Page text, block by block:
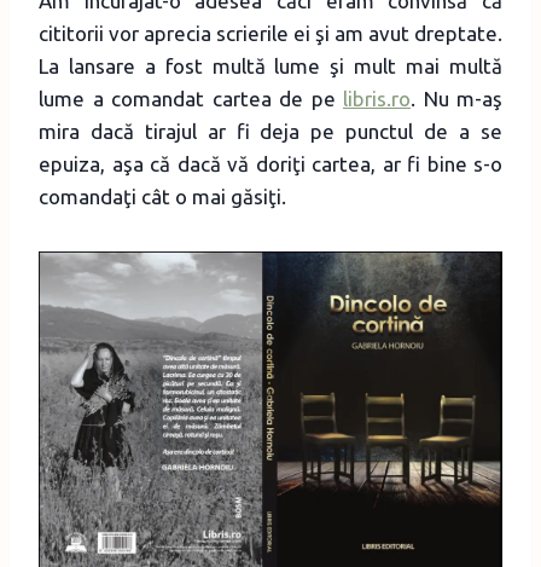
cititorii vor aprecia scrierile ei şi am avut dreptate.
La lansare a fost multă lume şi mult mai multă
lume a comandat cartea de pe libris.ro. Nu m-aş
mira dacă tirajul ar fi deja pe punctul de a se
epuiza, aşa că dacă vă doriţi cartea, ar fi bine s-o
comandaţi cât o mai găsiţi.